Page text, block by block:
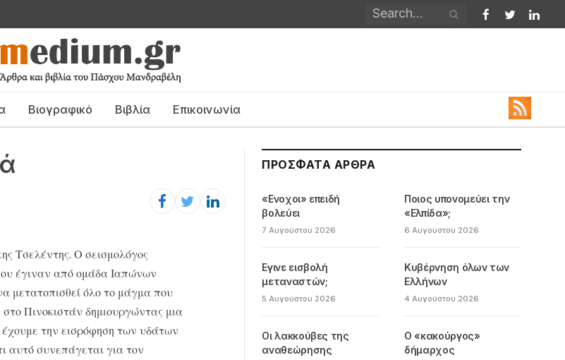
Facebook
Twitter
Βιογραφικό Βιβλία Επικοινωνία
Τσελέντης. Ο σεισμολόγος
έγιναν από ομάδα Ιαπώνων
μετατοπισθεί όλο το μάγμα που
Πινοκιστάν δημιουργώντας μια
την εισρόφηση των υδάτων
αυτό συνεπάγεται για τον
ΠΡΌΣΦΑΤΑ ΆΡΘΡΑ
«Ενοχοι» επειδή
βολεύει
7 Αυγούστου 2026
Ποιος υπονομεύει την
«Ελπίδα»;
6 Αυγούστου 2026
Εγινε εισβολή
μεταναστών;
5 Αυγούστου 2026
Κυβέρνηση όλων των
Ελλήνων
4 Αυγούστου 2026
Οι λακκούβες της
αναθεώρησης
Ο «κακούργος»
δήμαρχος